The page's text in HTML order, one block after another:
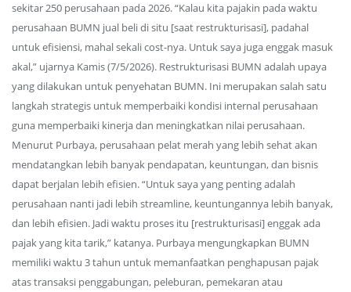
sekitar 250 perusahaan pada 2026. “Kalau kita pajakin pada waktu
perusahaan BUMN jual beli di situ [saat restrukturisasi], padahal
untuk efisiensi, mahal sekali cost-nya. Untuk saya juga enggak masuk
akal,” ujarnya Kamis (7/5/2026). Restrukturisasi BUMN adalah upaya
yang dilakukan untuk penyehatan BUMN. Ini merupakan salah satu
langkah strategis untuk memperbaiki kondisi internal perusahaan
guna memperbaiki kinerja dan meningkatkan nilai perusahaan.
Menurut Purbaya, perusahaan pelat merah yang lebih sehat akan
mendatangkan lebih banyak pendapatan, keuntungan, dan bisnis
dapat berjalan lebih efisien. “Untuk saya yang penting adalah
perusahaan nanti jadi lebih streamline, keuntungannya lebih banyak,
dan lebih efisien. Jadi waktu proses itu [restrukturisasi] enggak ada
pajak yang kita tarik,” katanya. Purbaya mengungkapkan BUMN
memiliki waktu 3 tahun untuk memanfaatkan penghapusan pajak
atas transaksi penggabungan, peleburan, pemekaran atau